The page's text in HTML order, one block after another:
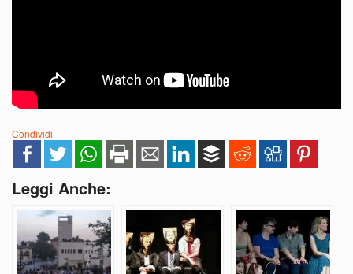
Condividi
Leggi Anche: